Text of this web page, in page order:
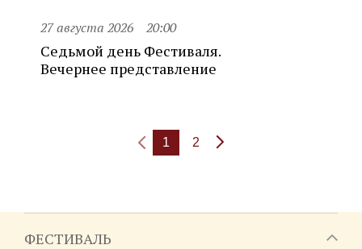
27 августа 2026 20:00
Седьмой день Фестиваля.
Вечернее представление
1 2
ФЕСТИВАЛЬ